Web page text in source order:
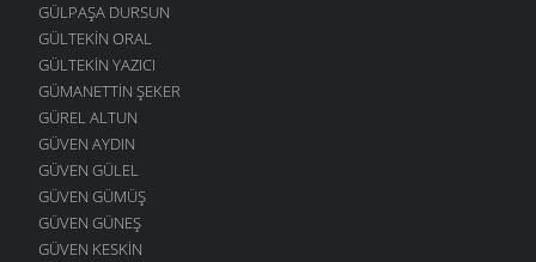
GÜLPAŞA DURSUN
GÜLTEKIN ORAL
GÜLTEKIN YAZICI
GÜMANETTIN ŞEKER
GÜREL ALTUN
GÜVEN AYDIN
GÜVEN GÜLEL
GÜVEN GÜMÜŞ
GÜVEN GÜNEŞ
GÜVEN KESKIN